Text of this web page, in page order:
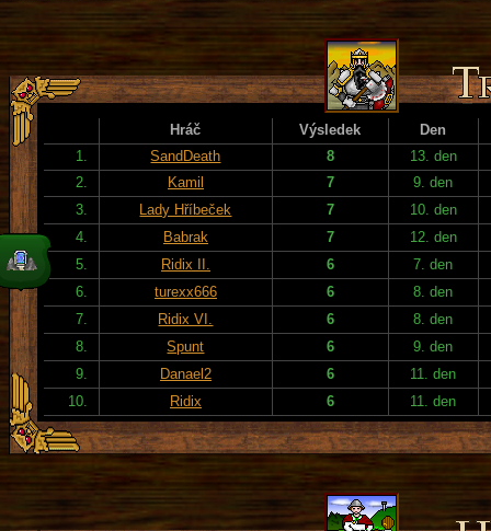
Hráč Výsledek
Den
1.
SandDeath 8
13. den
2.
Kamil 7
9. den
3.
Lady Hříbeček 7
10. den
4.
Babrak 7
12. den
5.
Ridix II. 6
7. den
6.
turexx666 6
8. den
7.
Ridix VI. 6
8. den
8.
Spunt 6
9. den
9.
Danael2 6
11. den
10.
Ridix 6 11. den